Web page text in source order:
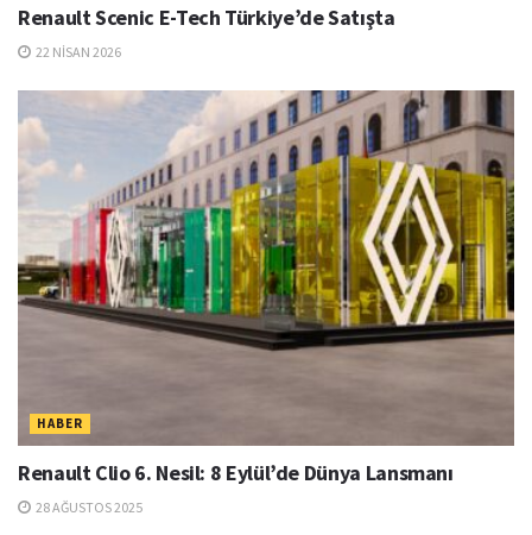
Renault Scenic E-Tech Türkiye’de Satışta
22 NISAN 2026
HABER
Renault Clio 6. Nesil: 8 Eylül’de Dünya Lansmanı
28 AĞUSTOS 2025